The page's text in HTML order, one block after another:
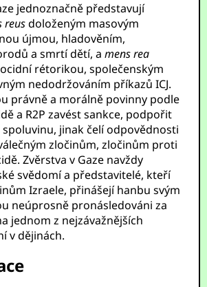
jednoznačně představují
reusdoloženým masovým
újmou, hladověním,
a smrtí dětí, amens rea
rétorikou, společenským
nedodržováním příkazů ICJ.
právně a morálně povinny podle
a R2P zavést sankce, podpořit
jinak čelí odpovědnosti
zločinům, zločinům proti
Zvěrstva v Gaze navždy
svědomí a představitelé, kteří
Izraele, přinášejí hanbu svým
neúprosně pronásledováni za
jednom z nejzávažnějších
v dějinách.